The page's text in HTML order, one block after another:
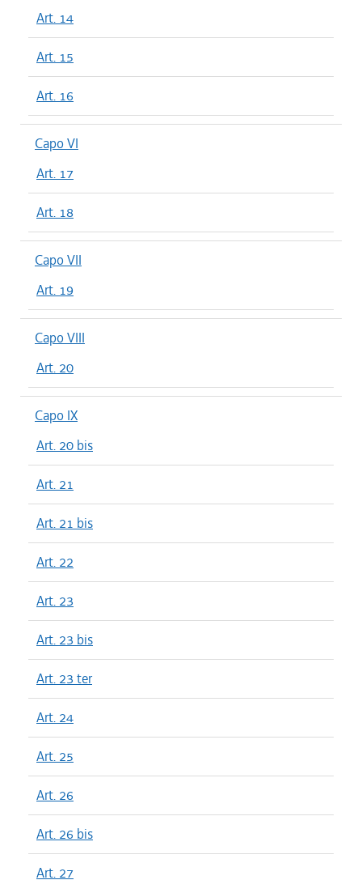
Art. 14
Art. 15
Art. 16
Capo VI
Art. 17
Art. 18
Capo VII
Art. 19
Capo VIII
Art. 20
Capo IX
Art. 20 bis
Art. 21
Art. 21 bis
Art. 22
Art. 23
Art. 23 bis
Art. 23 ter
Art. 24
Art. 25
Art. 26
Art. 26 bis
Art. 27